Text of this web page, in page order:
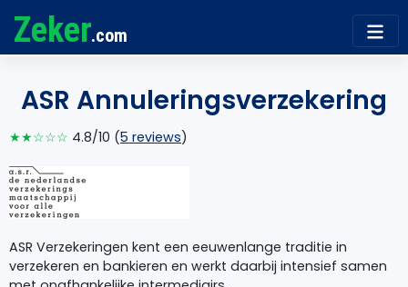
Zeker.com
ASR Annuleringsverzekering
★★☆☆☆ 4.8/10 (5 reviews)
ASR Verzekeringen kent een eeuwenlange traditie in
verzekeren en bankieren en werkt daarbij intensief samen